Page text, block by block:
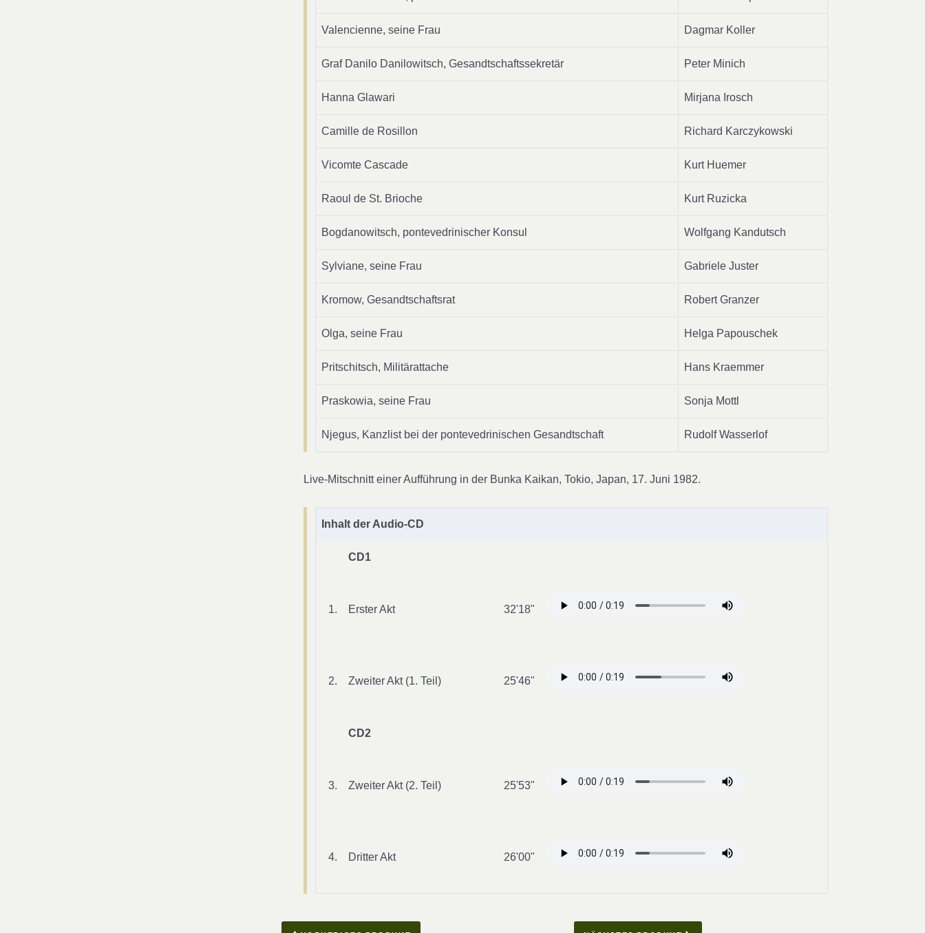
Valencienne, seine Frau Dagmar Koller
Graf Danilo Danilowitsch, Gesandtschaftssekretär Peter Minich
Hanna Glawari Mirjana Irosch
Camille de Rosillon Richard Karczykowski
Vicomte Cascade Kurt Huemer
Raoul de St. Brioche Kurt Ruzicka
Bogdanowitsch, pontevedrinischer Konsul Wolfgang Kandutsch
Sylviane, seine Frau Gabriele Juster
Kromow, Gesandtschaftsrat Robert Granzer
Olga, seine Frau Helga Papouschek
Pritschitsch, Militärattache Hans Kraemmer
Praskowia, seine Frau Sonja Mottl
Njegus, Kanzlist bei der pontevedrinischen Gesandtschaft Rudolf Wasserlof
Live-Mitschnitt einer Aufführung in der Bunka Kaikan, Tokio, Japan, 17. Juni 1982.
Inhalt der Audio-CD
CD1
1. Erster Akt 32'18"
2. Zweiter Akt (1. Teil) 25'46"
CD2
3. Zweiter Akt (2. Teil) 25'53"
4. Dritter Akt 26'00"